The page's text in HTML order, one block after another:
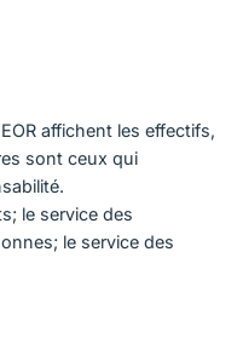
affichent les effectifs,
sont ceux qui
le service des
le service des